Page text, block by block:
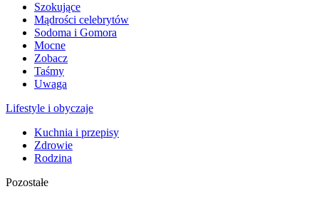
Szokujące
Mądrości celebrytów
Sodoma i Gomora
Mocne
Zobacz
Taśmy
Uwaga
Lifestyle i obyczaje
Kuchnia i przepisy
Zdrowie
Rodzina
Pozostałe